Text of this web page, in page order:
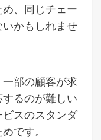
、同じチェー
かもしれませ
部の顧客が求
るのが難しい
スのスタンダ
です。